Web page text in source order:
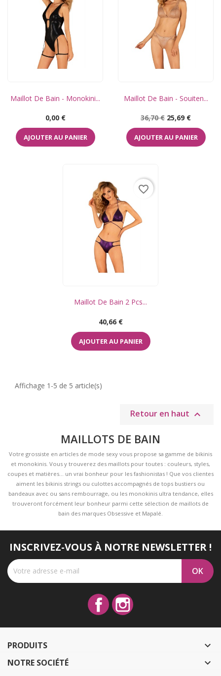
Maillot De Bain - Monokini...
Prix
0,00 €
AJOUTER AU PANIER
Maillot De Bain - Souiten...
Prix
de
base
36,70 € Prix
25,69 €
AJOUTER AU PANIER
Maillot De Bain 2 Pcs...
Prix
40,66 €
AJOUTER AU PANIER
favorite_border
Affichage 1-5 de 5 article(s)
Retour en haut 
MAILLOTS DE BAIN
Votre grossiste en articles de mode sexy vous propose sa gamme de bikinis
et monokinis. Vous y trouverez des maillots pour toutes : couleurs, styles,
coupes et matières... un vrai bonheur pour les fashionistas ! Que vos clientes
aiment les bikinis strings ou culottes accompagnés de tops bustiers ou
bandeaux avec ou sans rembourrage, ou les monokinis ultra tendance, elles
trouveront forcément leur bonheur parmi cette sélection de maillots de
bain des marques Obsessive et Mapalé.
INSCRIVEZ-VOUS À NOTRE NEWSLETTER !
Facebook
PRODUITS 
NOTRE SOCIÉTÉ 